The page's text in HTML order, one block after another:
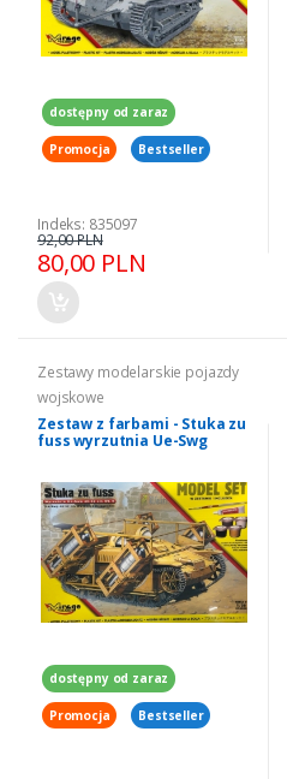
dostępny od zaraz
Promocja Bestseller
Indeks: 835097
80,00 PLN
92,00 PLN
Zestawy modelarskie pojazdy
wojskowe
Zestaw z farbami - Stuka zu
fuss wyrzutnia Ue-Swg
dostępny od zaraz
Promocja Bestseller